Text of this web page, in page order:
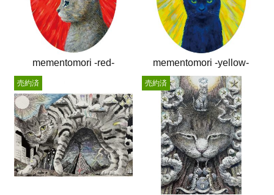
mementomori -red- mementomori -yellow-
売約済 売約済